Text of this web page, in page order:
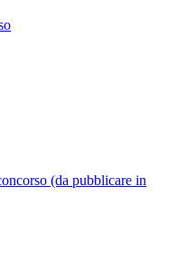
(da pubblicare in